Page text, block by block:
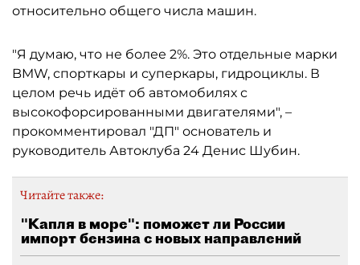
относительно общего числа машин.
"Я думаю, что не более 2%. Это отдельные марки
BMW, спорткары и суперкары, гидроциклы. В
целом речь идёт об автомобилях с
высокофорсированными двигателями", –
прокомментировал "ДП" основатель и
руководитель Автоклуба 24 Денис Шубин.
Читайте также:
"Капля в море": поможет ли России
импорт бензина с новых направлений